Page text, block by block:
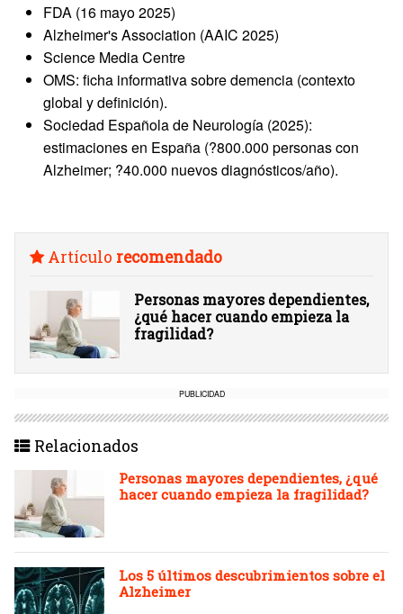
FDA (16 mayo 2025)
Alzheimer's Association (AAIC 2025)
Science Media Centre
OMS: ficha informativa sobre demencia (contexto
global y definición).
Sociedad Española de Neurología (2025):
estimaciones en España (?800.000 personas con
Alzheimer; ?40.000 nuevos diagnósticos/año).
Artículo recomendado
Personas mayores dependientes,
¿qué hacer cuando empieza la
fragilidad?
PUBLICIDAD
Relacionados
Personas mayores dependientes, ¿qué
hacer cuando empieza la fragilidad?
Los 5 últimos descubrimientos sobre el
Alzheimer